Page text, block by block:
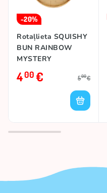
-20%
Rotaļlieta SQUISHY
BUN RAINBOW
MYSTERY
DUMPLING SMALL
400€ 500€